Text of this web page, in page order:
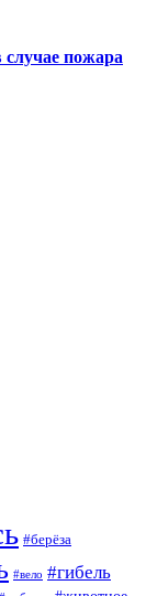
пожара
#берёза
#вело #гибель